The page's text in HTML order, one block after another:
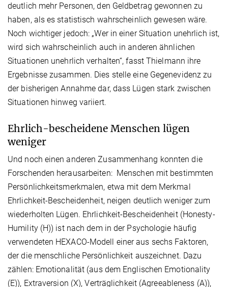
deutlich mehr Personen, den Geldbetrag gewonnen zu
haben, als es statistisch wahrscheinlich gewesen wäre.
Noch wichtiger jedoch: „Wer in einer Situation unehrlich ist,
wird sich wahrscheinlich auch in anderen ähnlichen
Situationen unehrlich verhalten“, fasst Thielmann ihre
Ergebnisse zusammen. Dies stelle eine Gegenevidenz zu
der bisherigen Annahme dar, dass Lügen stark zwischen
Situationen hinweg variiert.
Ehrlich-bescheidene Menschen lügen
weniger
Und noch einen anderen Zusammenhang konnten die
Forschenden herausarbeiten: Menschen mit bestimmten
Persönlichkeitsmerkmalen, etwa mit dem Merkmal
Ehrlichkeit-Bescheidenheit, neigen deutlich weniger zum
wiederholten Lügen. Ehrlichkeit-Beschei­den­heit (Honesty-
Humility (H)) ist nach dem in der Psycho­logie häufig
verwendeten HEXACO-Modell einer aus sechs Faktoren,
der die menschliche Persön­lich­keit auszeichnet. Dazu
zählen: Emotionalität (aus dem Englischen Emotionality
(E)), Extraversion (X), Verträglichkeit (Agreeableness (A)),